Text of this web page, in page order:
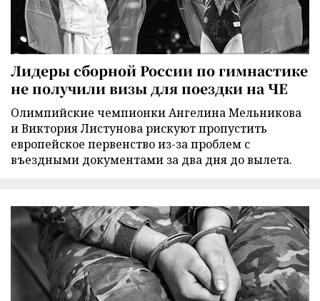
Лидеры сборной России по гимнастике
не получили визы для поездки на ЧЕ
Олимпийские чемпионки Ангелина Мельникова
и Виктория Листунова рискуют пропустить
европейское первенство из-за проблем с
въездными документами за два дня до вылета.